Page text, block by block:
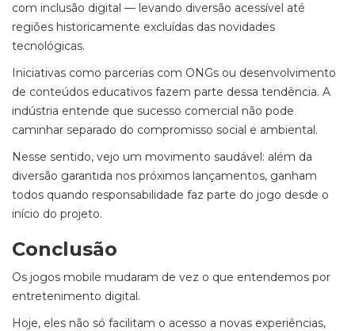
com inclusão digital — levando diversão acessível até
regiões historicamente excluídas das novidades
tecnológicas.
Iniciativas como parcerias com ONGs ou desenvolvimento
de conteúdos educativos fazem parte dessa tendência. A
indústria entende que sucesso comercial não pode
caminhar separado do compromisso social e ambiental.
Nesse sentido, vejo um movimento saudável: além da
diversão garantida nos próximos lançamentos, ganham
todos quando responsabilidade faz parte do jogo desde o
início do projeto.
Conclusão
Os jogos mobile mudaram de vez o que entendemos por
entretenimento digital.
Hoje, eles não só facilitam o acesso a novas experiências,